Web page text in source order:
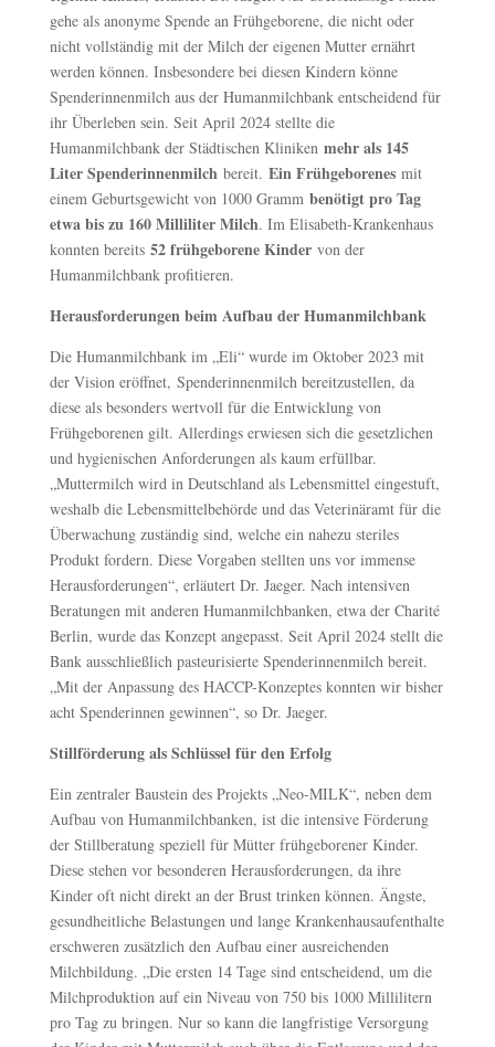
gehe als anonyme Spende an Frühgeborene, die nicht oder
nicht vollständig mit der Milch der eigenen Mutter ernährt
werden können. Insbesondere bei diesen Kindern könne
Spenderinnenmilch aus der Humanmilchbank entscheidend für
ihr Überleben sein. Seit April 2024 stellte die
Humanmilchbank der Städtischen Kliniken mehr als 145
Liter Spenderinnenmilch bereit. Ein Frühgeborenes mit
einem Geburtsgewicht von 1000 Gramm benötigt pro Tag
etwa bis zu 160 Milliliter Milch. Im Elisabeth-Krankenhaus
konnten bereits 52 frühgeborene Kinder von der
Humanmilchbank profitieren.
Herausforderungen beim Aufbau der Humanmilchbank
Die Humanmilchbank im „Eli“ wurde im Oktober 2023 mit
der Vision eröffnet, Spenderinnenmilch bereitzustellen, da
diese als besonders wertvoll für die Entwicklung von
Frühgeborenen gilt. Allerdings erwiesen sich die gesetzlichen
und hygienischen Anforderungen als kaum erfüllbar.
„Muttermilch wird in Deutschland als Lebensmittel eingestuft,
weshalb die Lebensmittelbehörde und das Veterinäramt für die
Überwachung zuständig sind, welche ein nahezu steriles
Produkt fordern. Diese Vorgaben stellten uns vor immense
Herausforderungen“, erläutert Dr. Jaeger. Nach intensiven
Beratungen mit anderen Humanmilchbanken, etwa der Charité
Berlin, wurde das Konzept angepasst. Seit April 2024 stellt die
Bank ausschließlich pasteurisierte Spenderinnenmilch bereit.
„Mit der Anpassung des HACCP-Konzeptes konnten wir bisher
acht Spenderinnen gewinnen“, so Dr. Jaeger.
Stillförderung als Schlüssel für den Erfolg
Ein zentraler Baustein des Projekts „Neo-MILK“, neben dem
Aufbau von Humanmilchbanken, ist die intensive Förderung
der Stillberatung speziell für Mütter frühgeborener Kinder.
Diese stehen vor besonderen Herausforderungen, da ihre
Kinder oft nicht direkt an der Brust trinken können. Ängste,
gesundheitliche Belastungen und lange Krankenhausaufenthalte
erschweren zusätzlich den Aufbau einer ausreichenden
Milchbildung. „Die ersten 14 Tage sind entscheidend, um die
Milchproduktion auf ein Niveau von 750 bis 1000 Millilitern
pro Tag zu bringen. Nur so kann die langfristige Versorgung